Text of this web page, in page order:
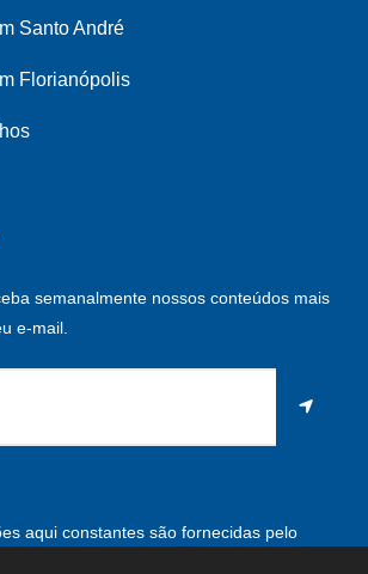
Santo André
Florianópolis
semanalmente nossos conteúdos mais
e-mail.
aqui constantes são fornecidas pelo